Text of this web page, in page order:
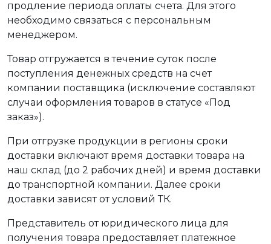
продление периода оплаты счета. Для этого
необходимо связаться с персональным
менеджером.
Товар отгружается в течение суток после
поступления денежных средств на счет
компании поставщика (исключение составляют
случаи оформления товаров в статусе «Под
заказ»).
При отгрузке продукции в регионы сроки
доставки включают время доставки товара на
наш склад (до 2 рабочих дней) и время доставки
до транспортной компании. Далее сроки
доставки зависят от условий ТК.
Представитель от юридического лица для
получения товара предоставляет платежное